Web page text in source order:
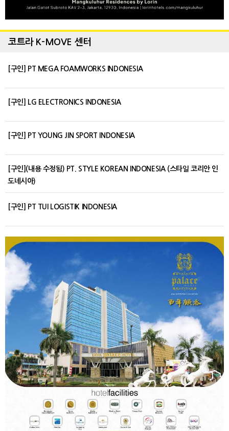
코트라 K-MOVE 센터
[구인] PT MEGA FOAMWORKS INDONESIA
[구인] LG ELECTRONICS INDONESIA
[구인] PT YOUNG JIN SPORT INDONESIA
[구인](내용 수정됨) PT. STYLE KOREAN INDONESIA (스타일 코리안 인
도네시아)
[구인] PT TUI LOGISTIK INDONESIA